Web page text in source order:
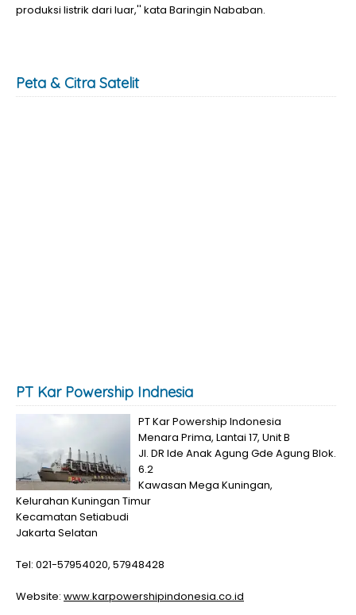
produksi listrik dari luar,'' kata Baringin Nababan.
Peta & Citra Satelit
PT Kar Powership Indnesia
PT Kar Powership Indonesia
Menara Prima, Lantai 17, Unit B
JI. DR Ide Anak Agung Gde Agung Blok.
6.2
Kawasan Mega Kuningan,
Kelurahan Kuningan Timur
Kecamatan Setiabudi
Jakarta Selatan
Tel: 021-57954020, 57948428
Website: www.karpowershipindonesia.co.id